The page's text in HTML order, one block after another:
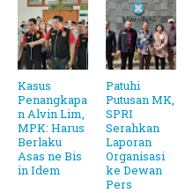
Kasus
Penangkapa
n Alvin Lim,
MPK: Harus
Berlaku
Asas ne Bis
in Idem
Patuhi
Putusan MK,
SPRI
Serahkan
Laporan
Organisasi
ke Dewan
Pers